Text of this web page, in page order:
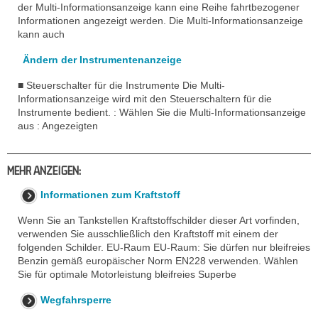
der Multi-Informationsanzeige kann eine Reihe fahrtbezogener
Informationen angezeigt werden. Die Multi-Informationsanzeige
kann auch
Ändern der Instrumentenanzeige
■ Steuerschalter für die Instrumente Die Multi-
Informationsanzeige wird mit den Steuerschaltern für die
Instrumente bedient. : Wählen Sie die Multi-Informationsanzeige
aus : Angezeigten
MEHR ANZEIGEN:
Informationen zum Kraftstoff
Wenn Sie an Tankstellen Kraftstoffschilder dieser Art vorfinden,
verwenden Sie ausschließlich den Kraftstoff mit einem der
folgenden Schilder. EU-Raum EU-Raum: Sie dürfen nur bleifreies
Benzin gemäß europäischer Norm EN228 verwenden. Wählen
Sie für optimale Motorleistung bleifreies Superbe
Wegfahrsperre